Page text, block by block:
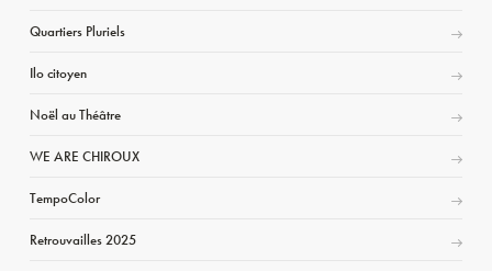
Quartiers Pluriels
Ilo citoyen
Noël au Théâtre
WE ARE CHIROUX
TempoColor
Retrouvailles 2025